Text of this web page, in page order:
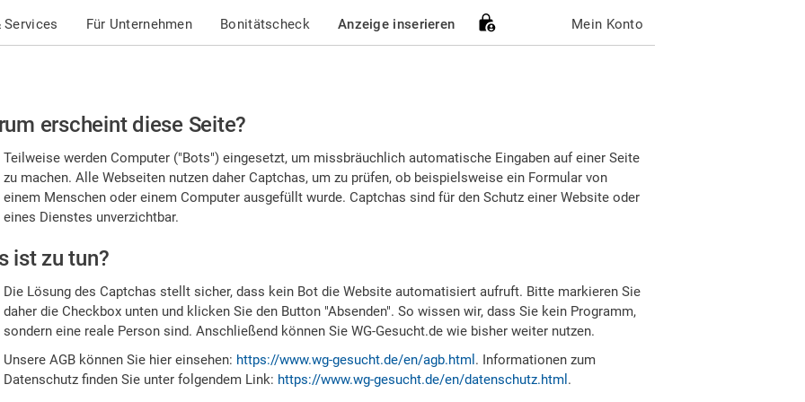
Services Für Unternehmen Bonitätscheck Anzeige inserieren Mein Konto
erscheint diese Seite?
Teilweise werden Computer ("Bots") eingesetzt, um missbräuchlich automatische Eingaben auf einer Seite
zu machen. Alle Webseiten nutzen daher Captchas, um zu prüfen, ob beispielsweise ein Formular von
einem Menschen oder einem Computer ausgefüllt wurde. Captchas sind für den Schutz einer Website oder
eines Dienstes unverzichtbar.
ist zu tun?
Die Lösung des Captchas stellt sicher, dass kein Bot die Website automatisiert aufruft. Bitte markieren Sie
daher die Checkbox unten und klicken Sie den Button "Absenden". So wissen wir, dass Sie kein Programm,
sondern eine reale Person sind. Anschließend können Sie WG-Gesucht.de wie bisher weiter nutzen.
Unsere AGB können Sie hier einsehen: https://www.wg-gesucht.de/en/agb.html . Informationen zum
Datenschutz finden Sie unter folgendem Link: https://www.wg-gesucht.de/en/datenschutz.html .